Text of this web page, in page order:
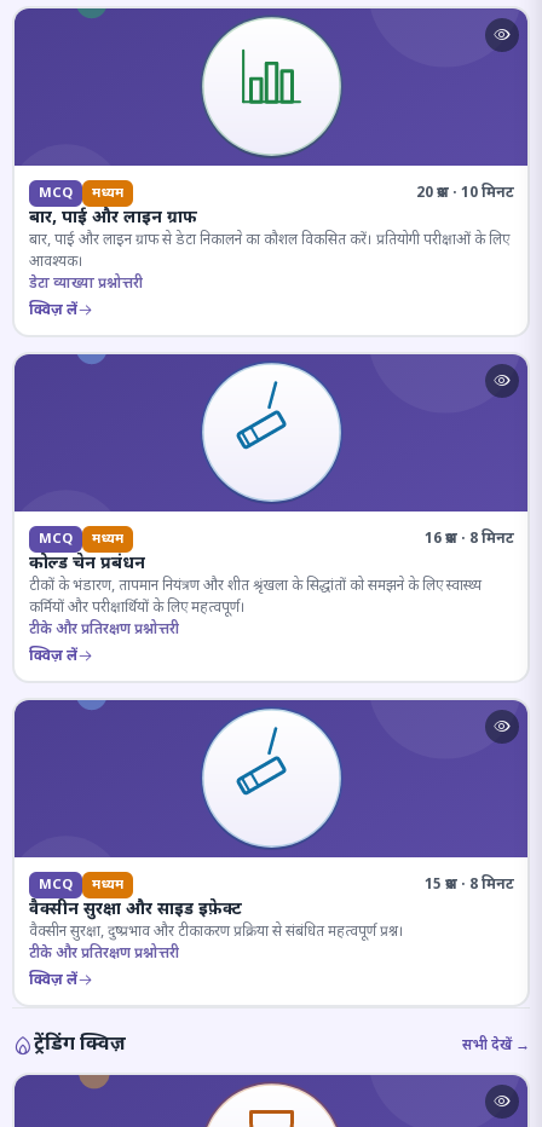
MCQ मध्यम 20 प्रश्न · 10 मिनट
बार, पाई और लाइन ग्राफ
बार, पाई और लाइन ग्राफ से डेटा निकालने का कौशल विकसित करें। प्रतियोगी परीक्षाओं के लिए
आवश्यक।
डेटा व्याख्या प्रश्नोत्तरी
क्विज़ लें
MCQ मध्यम 16 प्रश्न · 8 मिनट
कोल्ड चेन प्रबंधन
टीकों के भंडारण, तापमान नियंत्रण और शीत श्रृंखला के सिद्धांतों को समझने के लिए स्वास्थ्य
कर्मियों और परीक्षार्थियों के लिए महत्वपूर्ण।
टीके और प्रतिरक्षण प्रश्नोत्तरी
क्विज़ लें
MCQ मध्यम 15 प्रश्न · 8 मिनट
वैक्सीन सुरक्षा और साइड इफ़ेक्ट
वैक्सीन सुरक्षा, दुष्प्रभाव और टीकाकरण प्रक्रिया से संबंधित महत्वपूर्ण प्रश्न।
टीके और प्रतिरक्षण प्रश्नोत्तरी
क्विज़ लें
ट्रेंडिंग क्विज़ सभी देखें →